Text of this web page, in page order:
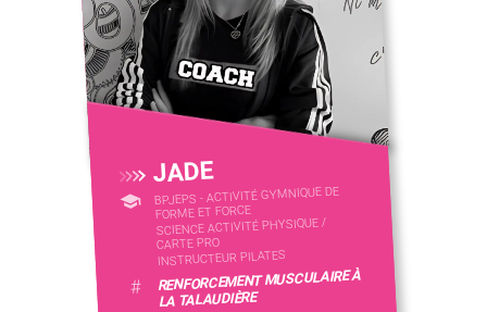
JADE
BPJEPS - ACTIVITÉ GYMNIQUE DE
FORME ET FORCE
SCIENCE ACTIVITÉ PHYSIQUE /
CARTE PRO
INSTRUCTEUR PILATES
# RENFORCEMENT MUSCULAIRE À
LA TALAUDIÈRE